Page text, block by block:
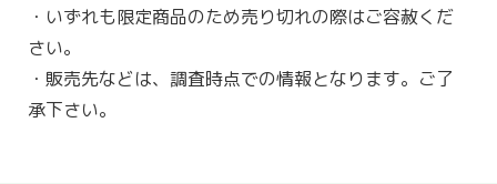
・いずれも限定商品のため売り切れの際はご容赦くだ
さい。
・販売先などは、調査時点での情報となります。ご了
承下さい。